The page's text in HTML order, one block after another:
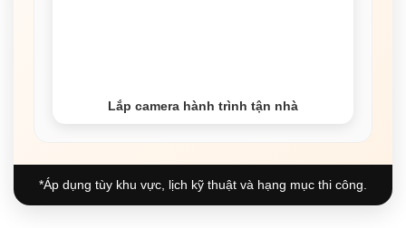
Lắp camera hành trình tận nhà
*Áp dụng tùy khu vực, lịch kỹ thuật và hạng mục thi công.